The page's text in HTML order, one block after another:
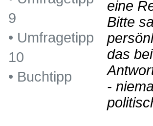
eine
Bitte
das
-
9
• Umfragetipp
10
• Buchtipp